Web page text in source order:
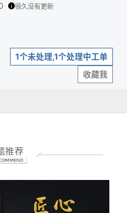
很久没有更新
1个未处理,1个处理中工单
收藏我